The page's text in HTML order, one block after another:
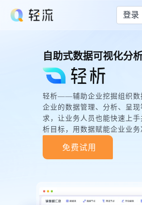
登录
自助式数据可视化分
轻析——辅助企业挖掘组织数
企业的数据管理、分析、呈现
求，让业务人员也能快速上
析目标，用数据赋能企业业务
免费试用